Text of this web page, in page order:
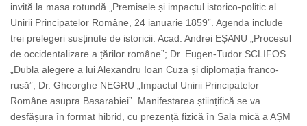
invită la masa rotundă „Premisele și impactul istorico-politic al
Unirii Principatelor Române, 24 ianuarie 1859”. Agenda include
trei prelegeri susținute de istoricii: Acad. Andrei EȘANU „Procesul
de occidentalizare a țărilor române”; Dr. Eugen-Tudor SCLIFOS
„Dubla alegere a lui Alexandru Ioan Cuza și diplomația franco-
rusă”; Dr. Gheorghe NEGRU „Impactul Unirii Principatelor
Române asupra Basarabiei”. Manifestarea științifică se va
desfășura în format hibrid, cu prezență fizică în Sala mică a AȘM